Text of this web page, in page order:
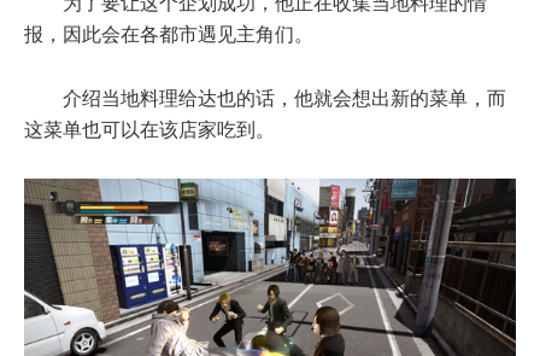
报，因此会在各都市遇见主角们。
介绍当地料理给达也的话，他就会想出新的菜单，而
这菜单也可以在该店家吃到。